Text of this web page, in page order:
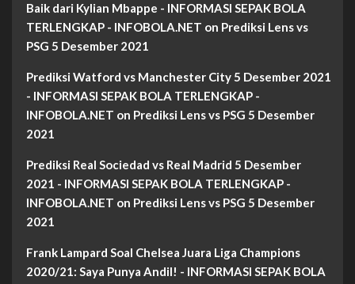
Baik dari Kylian Mbappe - INFORMASI SEPAK BOLA
TERLENGKAP - INFOBOLA.NET on Prediksi Lens vs
PSG 5 Desember 2021
Prediksi Watford vs Manchester City 5 Desember 2021
- INFORMASI SEPAK BOLA TERLENGKAP -
INFOBOLA.NET on Prediksi Lens vs PSG 5 Desember
2021
Prediksi Real Sociedad vs Real Madrid 5 Desember
2021 - INFORMASI SEPAK BOLA TERLENGKAP -
INFOBOLA.NET on Prediksi Lens vs PSG 5 Desember
2021
Frank Lampard Soal Chelsea Juara Liga Champions
2020/21: Saya Punya Andil! - INFORMASI SEPAK BOLA